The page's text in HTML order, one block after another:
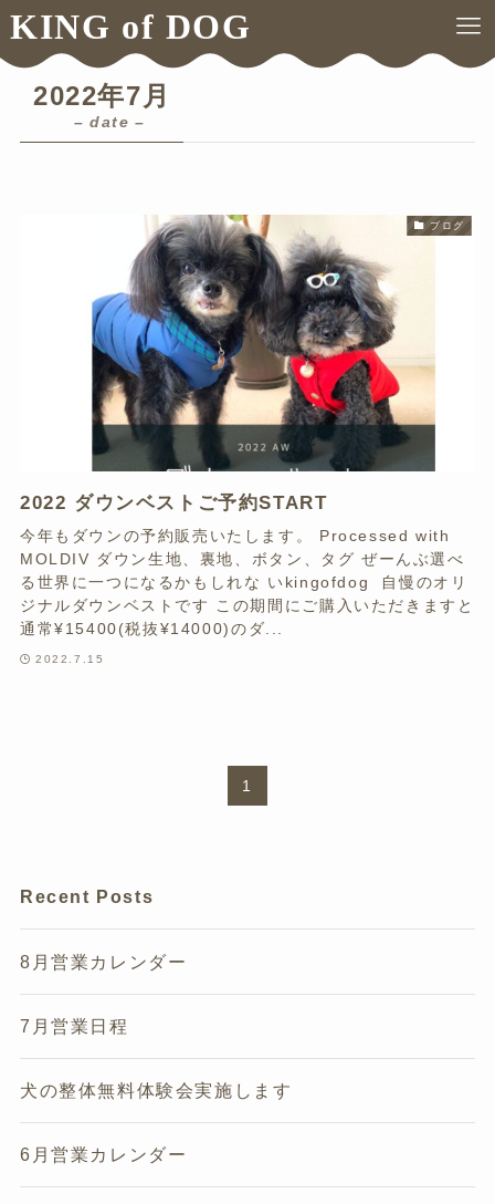
KING of DOG
ホーム 2022年 7月
2022年7月
– date –
ブログ
2022 ダウンベストご予約START
今年もダウンの予約販売いたします。 Processed with
MOLDIV ダウン生地、裏地、ボタン、タグ ぜーんぶ選べ
る世界に一つになるかもしれな いkingofdog 自慢のオリ
ジナルダウンベストです この期間にご購入いただきますと
通常¥15400(税抜¥14000)のダ...
2022.7.15
1
Recent Posts
8月営業カレンダー
7月営業日程
犬の整体無料体験会実施します
6月営業カレンダー